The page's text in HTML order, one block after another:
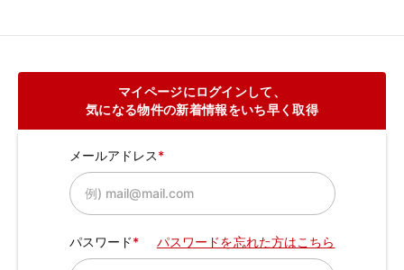
マイページにログインして、
気になる物件の新着情報をいち早く取得
メールアドレス
パスワード パスワードを忘れた方はこちら